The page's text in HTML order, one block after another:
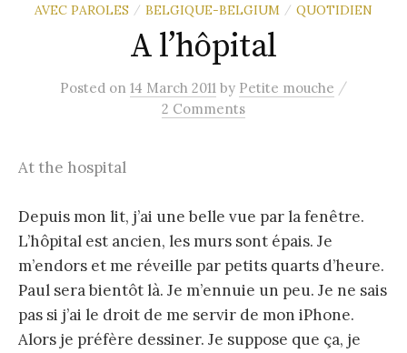
AVEC PAROLES / BELGIQUE-BELGIUM / QUOTIDIEN
A l’hôpital
Posted on 14 March 2011 by Petite mouche /
2 Comments
At the hospital
Depuis mon lit, j’ai une belle vue par la fenêtre.
L’hôpital est ancien, les murs sont épais. Je
m’endors et me réveille par petits quarts d’heure.
Paul sera bientôt là. Je m’ennuie un peu. Je ne sais
pas si j’ai le droit de me servir de mon iPhone.
Alors je préfère dessiner. Je suppose que ça, je